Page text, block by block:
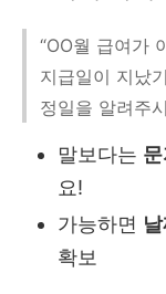
“OO월 급여가
지급일이 지났
정일을 알려주
말보다는
요!
가능하면
확보